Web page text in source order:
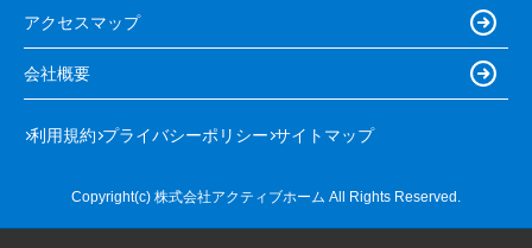
アクセスマップ
会社概要
利用規約 プライバシーポリシー サイトマップ
Copyright(c) 株式会社アクティブホーム All Rights Reserved.